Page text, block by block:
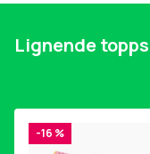
Lignende
-16 %